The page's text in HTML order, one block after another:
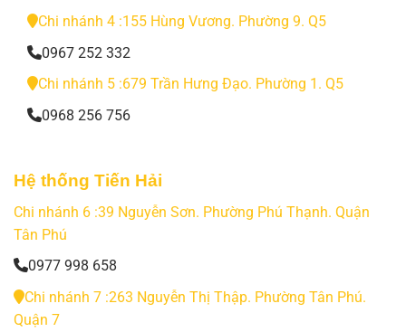
Chi nhánh 4 :155 Hùng Vương. Phường 9. Q5
0967 252 332
Chi nhánh 5 :679 Trần Hưng Đạo. Phường 1. Q5
0968 256 756
Hệ thống Tiến Hải
Chi nhánh 6 :39 Nguyễn Sơn. Phường Phú Thạnh. Quận
Tân Phú
0977 998 658
Chi nhánh 7 :263 Nguyễn Thị Thập. Phường Tân Phú.
Quận 7